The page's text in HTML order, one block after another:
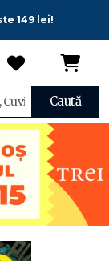
149 lei!
Caută